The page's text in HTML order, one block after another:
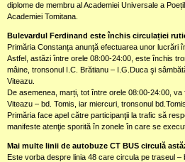
diplome de membru al Academiei Universale a
Academiei Tomitana.
Bulevardul Ferdinand este închis circulației
Primăria Constanța anunţă efectuarea unor lucrări
Astfel, astăzi între orele 08:00-24:00, este închis
mâine, tronsonul I.C. Brătianu – I.G.Duca şi
Viteazu.
De asemenea, marți, tot între orele 08:00-24:00,
Viteazu – bd. Tomis, iar miercuri, tronsonul
Primăria face apel către participanţii la trafic să
manifeste atenţie sporită în zonele în care se
Mai multe linii de autobuze CT BUS circulă
Este vorba despre linia 48 care circula pe traseul –